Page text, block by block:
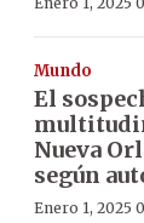
Mundo
El
Nueva
según
Enero 1, 2025